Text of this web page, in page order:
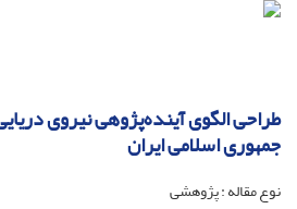
طراحی الگوی آینده‌پژوهی نیروی
جمهوری اسلامی ایران
نوع مقاله : پژوهشی